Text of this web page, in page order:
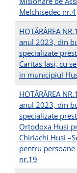
Melchisedec nr.4
HOTĂRÂREA
anul 2023, din
specializate
Caritas Iasi, cu
in municipiul
HOTĂRÂREA
anul 2023, din
specializate
Ortodoxa Husi
Chiriachi Husi
pentru
nr.19